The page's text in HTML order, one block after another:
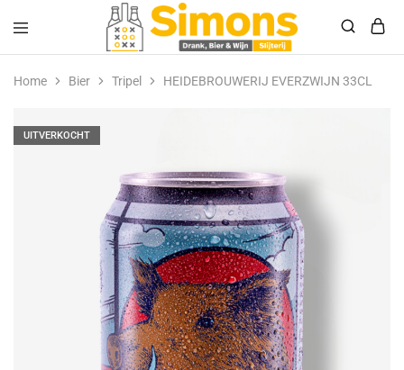
Simonsdrank.nl
Drank,
Bier
&
Home Bier Tripel HEIDEBROUWERIJ EVERZWIJN 33CL
UITVERKOCHT